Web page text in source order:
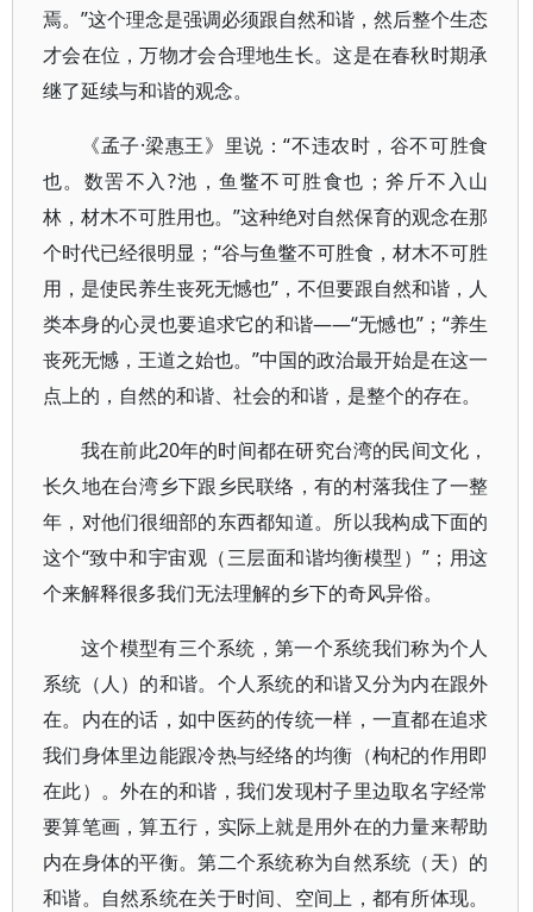
焉。”这个理念是强调必须跟自然和谐，然后整个生态
才会在位，万物才会合理地生长。这是在春秋时期承
继了延续与和谐的观念。
《孟子·梁惠王》里说：“不违农时，谷不可胜食
也。数罟不入?池，鱼鳖不可胜食也；斧斤不入山
林，材木不可胜用也。”这种绝对自然保育的观念在那
个时代已经很明显；“谷与鱼鳖不可胜食，材木不可胜
用，是使民养生丧死无憾也”，不但要跟自然和谐，人
类本身的心灵也要追求它的和谐——“无憾也”；“养生
丧死无憾，王道之始也。”中国的政治最开始是在这一
点上的，自然的和谐、社会的和谐，是整个的存在。
我在前此20年的时间都在研究台湾的民间文化，
长久地在台湾乡下跟乡民联络，有的村落我住了一整
年，对他们很细部的东西都知道。所以我构成下面的
这个“致中和宇宙观（三层面和谐均衡模型）”；用这
个来解释很多我们无法理解的乡下的奇风异俗。
这个模型有三个系统，第一个系统我们称为个人
系统（人）的和谐。个人系统的和谐又分为内在跟外
在。内在的话，如中医药的传统一样，一直都在追求
我们身体里边能跟冷热与经络的均衡（枸杞的作用即
在此）。外在的和谐，我们发现村子里边取名字经常
要算笔画，算五行，实际上就是用外在的力量来帮助
内在身体的平衡。第二个系统称为自然系统（天）的
和谐。自然系统在关于时间、空间上，都有所体现。